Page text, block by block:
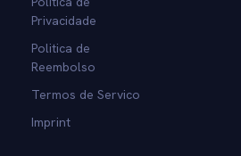
Privacidade
Politica de
Reembolso
Termos de Servico
Imprint